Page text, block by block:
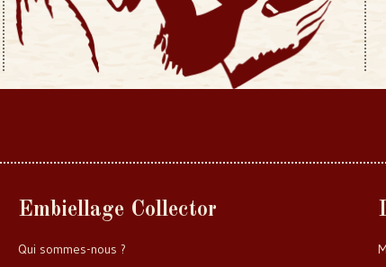
Embiellage Collector
Qui sommes-nous ?